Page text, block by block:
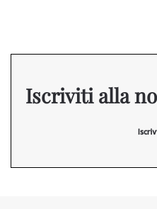
Iscriviti alla